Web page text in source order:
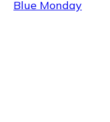
Blue Monday